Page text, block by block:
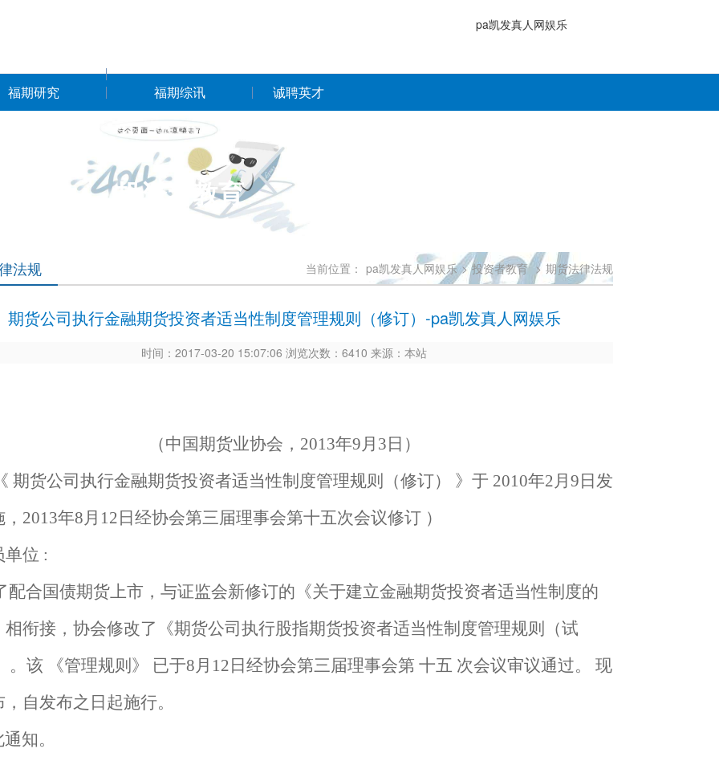
pa凯发真人网娱乐
福期研究 福期综讯 诚聘英才
投资者教育
法规 当前位置： pa凯发真人网娱乐 > 投资者教育 > 期货法律法规
期货公司执行金融期货投资者适当性制度管理规则（修订）-pa凯发真人网娱乐
时间：2017-03-20 15:07:06 浏览次数：6410 来源：本站
（中国期货业协会， 2013年9月3日 ）
期货公司执行金融期货投资者适当性制度管理规则（修订） 》于 2010年2月9日发
2013年8月12日经协会第三届理事会第十五次会议修订 ）
单位 :
配合国债期货上市，与证监会新修订的《关于建立金融期货投资者适当性制度的
相衔接，协会修改了《期货公司执行股指期货投资者适当性制度管理规则（试
。该 《管理规则》 已于8月12日经协会第三届理事会第 十五 次会议审议通过。 现
自发布之日起施行。
知。